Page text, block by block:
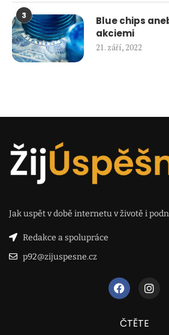
3
Blue chips
akciemi
21. září, 2022
Jak uspět v době internetu v životě i
Redakce a spolupráce
p92@zijuspesne.cz
ČTĚTE